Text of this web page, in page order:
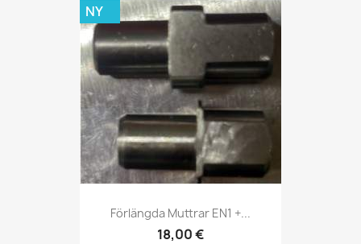
Förlängda Muttrar EN1 +...
18,00 €
NY